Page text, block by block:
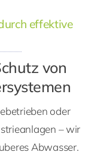
effektive
von
oder
– wir
Abwasser.